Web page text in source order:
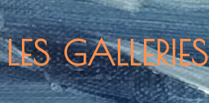
LES GALLERIES